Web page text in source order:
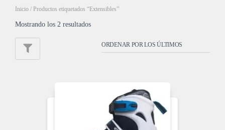
Inicio / Productos etiquetados “Extensibles”
Mostrando los 2 resultados